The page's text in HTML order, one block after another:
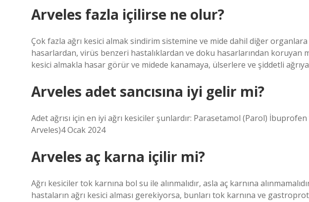
Arveles fazla içilirse ne olur?
Çok fazla ağrı kesici almak sindirim sistemine ve mide dahil diğer
hasarlardan, virüs benzeri hastalıklardan ve doku hasarlarından koruyan
kesici almakla hasar görür ve midede kanamaya, ülserlere ve şiddetli
Arveles adet sancısına iyi gelir mi?
Adet ağrısı için en iyi ağrı kesiciler şunlardır: Parasetamol (Parol)
Arveles)4 Ocak 2024
Arveles aç karna içilir mi?
Ağrı kesiciler tok karnına bol su ile alınmalıdır, asla aç karnına
hastaların ağrı kesici alması gerekiyorsa, bunları tok karnına ve